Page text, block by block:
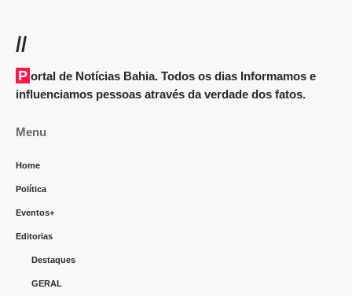
//
Portal de Notícias Bahia. Todos os dias Informamos e
influenciamos pessoas através da verdade dos fatos.
Menu
Home
Política
Eventos+
Editorias
Destaques
GERAL